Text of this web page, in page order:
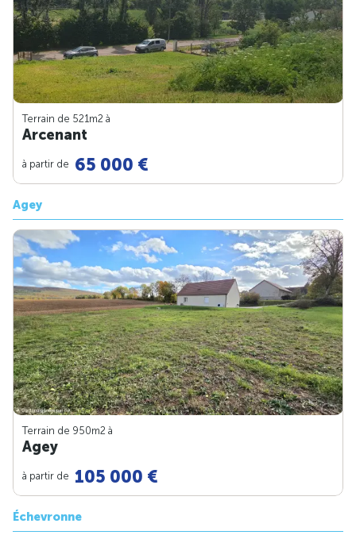
Terrain de 521m2 à
Arcenant
à partir de 65 000 €
Agey
Terrain de 950m2 à
Agey
à partir de 105 000 €
Échevronne